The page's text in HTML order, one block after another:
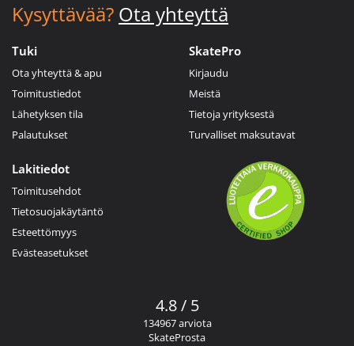
Kysyttävää? Ota yhteyttä
Tuki
Ota yhteyttä & apu
Toimitustiedot
Lähetyksen tila
Palautukset
SkatePro
Kirjaudu
Meistä
Tietoja yrityksestä
Turvalliset maksutavat
Lakitiedot
Toimitusehdot
Tietosuojakäytäntö
Esteettömyys
Evästeasetukset
4.8 / 5
134967 arviota
SkateProsta